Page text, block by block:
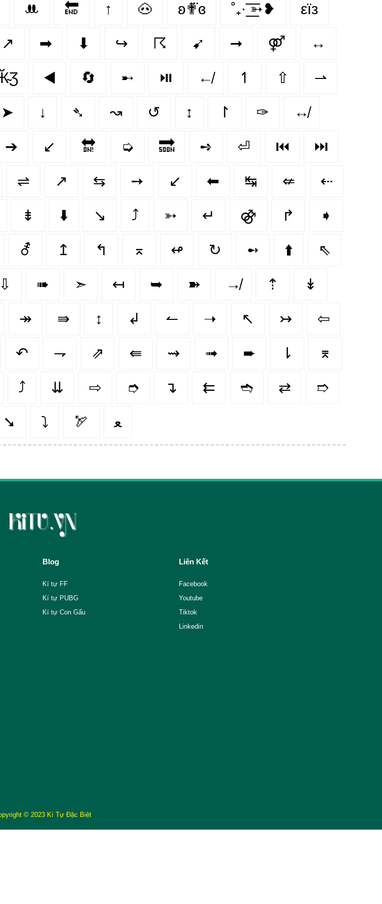
ꔚ 🔚 ↑ 🐽 ʚ✟⃛ɞ ˚₊· ͟͟͞͞➳❥ εїз
↗️ ➡ ⬇ ↪ ☈ ➹ ➞ ⚤ ↔
◀️ 🔄 ➸ ⏯️ ↚ ↿ ⇧ ⇀
➤ ↓ ➴ ↝ ↺ ↕ ↾ ✑ ↮
➔ ↙ 🔛 ➭ 🔜 ➺ ⏎ ⏮️ ⏭️
⇌ ↗ ⇆ ➙ ↙️ ⬅ ↹ ⇍ ⇠
⇟ ⬇️ ↘ ⤴ ➳ ↵ ⚣ ↱ ➧
⚦ ↥ ↰ ⌅ ↫ ↻ ➻ ⬆️ ⇖
⇩ ➠ ➣ ↤ ➥ ➽ ↛ ⇡ ↡
↠ ⇛ ↕️ ↲ ↼ ➝ ↖ ↣ ⇦
↶ ⇁ ⇗ ⇚ ⇝ ➟ ➨ ⇂ ⌆
⤴️ ⇊ ⇨ ➮ ↴ ⇇ ➬ ⇄ ➱
➘ ⤵️ 🏹 ﻌ
Blog
Kí tự FF
Kí tự PUBG
Kí tự Con Gấu
Liên Kết
Facebook
Youtube
Tiktok
Linkedin
© 2023 Kí Tự Đặc Biệt